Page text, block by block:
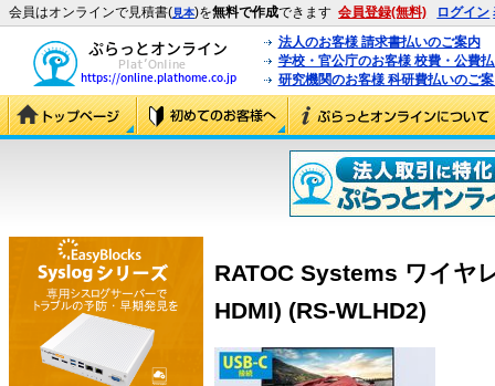
会員はオンラインで見積書(見本)を無料で作成できます 会員登録(無料) ログイン
法人のお客様 請求書払いのご案内
学校・官公庁のお客様 校費・公費
研究機関のお客様 科研費払いのご
RATOC Systems ワイヤ
HDMI) (RS-WLHD2)